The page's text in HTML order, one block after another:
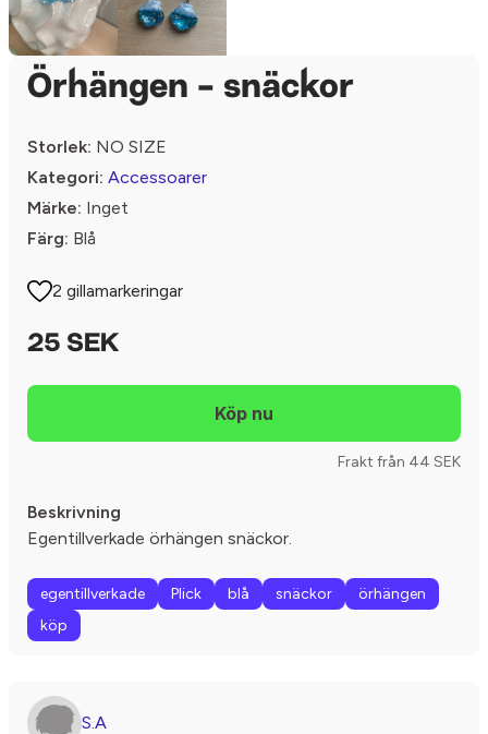
Örhängen - snäckor
Storlek: NO SIZE
Kategori: Accessoarer
Märke: Inget
Färg: Blå
2 gillamarkeringar
25 SEK
Frakt från 44 SEK
Beskrivning
Egentillverkade örhängen snäckor.
egentillverkade Plick blå snäckor
örhängen
köp
S.A